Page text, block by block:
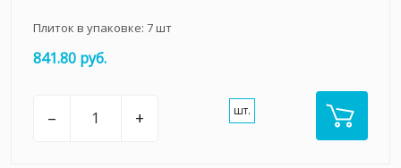
Плиток в упаковке: 7шт
841.80 руб.
– + шт.